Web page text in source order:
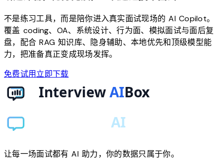
不是练习工具，而是陪你进入真实面试现场的 AI Copilot。
覆盖 coding、OA、系统设计、行为面、模拟面试与面后复
盘，配合 RAG 知识库、隐身辅助、本地优先和顶级模型能
力，把准备真正变成现场发挥。
免费试用立即下载
让每一场面试都有 AI 助力，你的数据只属于你。